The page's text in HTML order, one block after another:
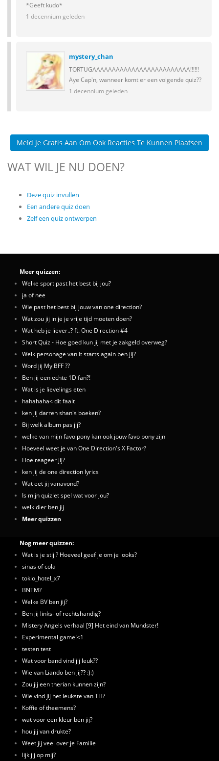
*Geeft kudo*
1 decennium geleden
mystery_chan
TORTUGAAAAAAAAAAAAAAAAAAAAAAAAA!!!!!!
Aye Cap'n, wanneer komt er een volgende quiz??
1 decennium geleden
Meld Je Gratis Aan Om Ook Reacties Te Kunnen Plaatsen
WAT WIL JE NU DOEN?
Deze quiz invullen
Een andere quiz doen
Zelf een quiz ontwerpen
Meer quizzen:
Welke sport past het best bij jou?
ja of nee
Wie past het best bij jouw van one direction?
Wat zou jij in je je vrije tijd moeten doen?
Wat heb je liever..? ft. One Direction #4
Short Quiz - Hoe goed kun jij met je zakgeld overweg?
Welk personage van It starts again ben jij?
Word jij My BFF ??
Ben jij een echte 1D fan?!
Wat is je lievelings eten
hahahaha< dit faalt
ken jij darren shan's boeken?
Bij welk album pas jij?
welke van mijn favo pony kan ook jouw favo pony zijn
Hoeveel weet je van One Direction's X Factor?
Hoe reageer jij?
ken jij de one direction lyrics
Wat eet jij vanavond?
Is mijn quizlet spel wat voor jou?
welk dier ben jij
Meer quizzen
Nog meer quizzen:
Wat is je stijl? Hoeveel geef je om je looks?
sinas of cola
tokio_hotel_x7
BNTM?
Welke BV ben jij?
Ben jij links- of rechtshandig?
Mistery Angels verhaal [9] Het eind van Mundster!
Experimental game!<1
testen test
Wat voor band vind jij leuk??
Wie van Liando ben jij?? :):)
Zou jij een therian kunnen zijn?
Wie vind jij het leukste van TH?
Koffie of theemens?
wat voor een kleur ben jij?
hou jij van drukte?
Weet jij veel over je Familie
lijk jij op mij?